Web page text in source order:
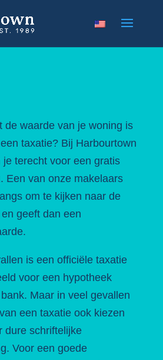
de waarde van je woning is
taxatie? Bij Harbourtown
je terecht voor een gratis
Een van onze makelaars
om te kijken naar de
geeft dan een
is een officiële taxatie
voor een hypotheek
Maar in veel gevallen
een taxatie ook kiezen
dure schriftelijke
Voor een goede